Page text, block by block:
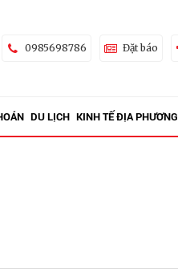
0985698786 Đặt báo
DU LỊCH KINH TẾ ĐỊA PHƯƠNG